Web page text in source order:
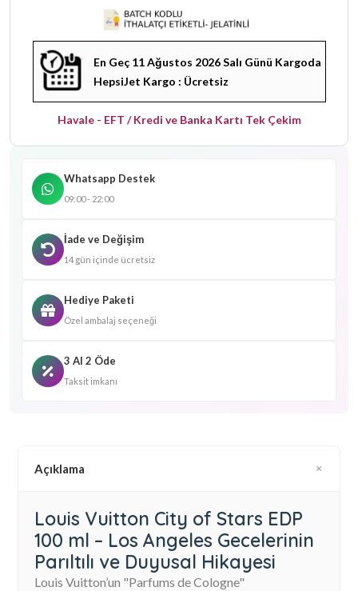
En Geç 11 Ağustos 2026 Salı Günü Kargoda
HepsiJet Kargo : Ücretsiz
Havale - EFT / Kredi ve Banka Kartı Tek Çekim
Whatsapp Destek
09:00 - 22:00
İade ve Değişim
14 gün içinde ücretsiz
Hediye Paketi
Özel ambalaj seçeneği
3 Al 2 Öde
Taksit imkanı
Açıklama
Louis Vuitton City of Stars EDP
100 ml – Los Angeles Gecelerinin
Parıltılı ve Duyusal Hikayesi
Louis Vuitton’un "Parfums de Cologne"